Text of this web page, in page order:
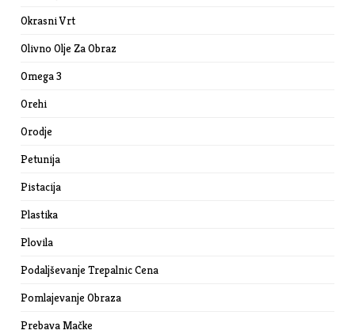
Okrasni Vrt
Olivno Olje Za Obraz
Omega 3
Orehi
Orodje
Petunija
Pistacija
Plastika
Plovila
Podaljševanje Trepalnic Cena
Pomlajevanje Obraza
Prebava Mačke